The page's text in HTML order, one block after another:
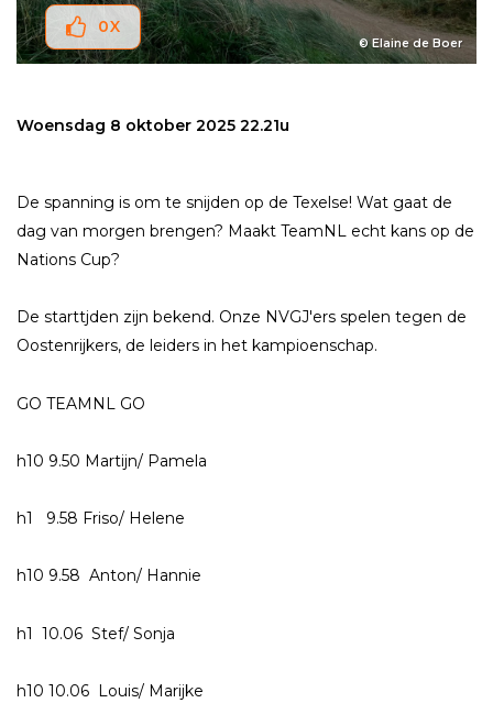
© Elaine de Boer
0X
Woensdag 8 oktober 2025 22.21u
De spanning is om te snijden op de Texelse! Wat gaat de
dag van morgen brengen? Maakt TeamNL echt kans op de
Nations Cup?
De starttjden zijn bekend. Onze NVGJ'ers spelen tegen de
Oostenrijkers, de leiders in het kampioenschap.
GO TEAMNL GO
h10 9.50 Martijn/ Pamela
h1 9.58 Friso/ Helene
h10 9.58 Anton/ Hannie
h1 10.06 Stef/ Sonja
h10 10.06 Louis/ Marijke